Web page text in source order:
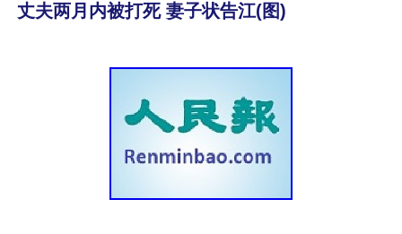
丈夫两月内被打死 妻子状告江(图)